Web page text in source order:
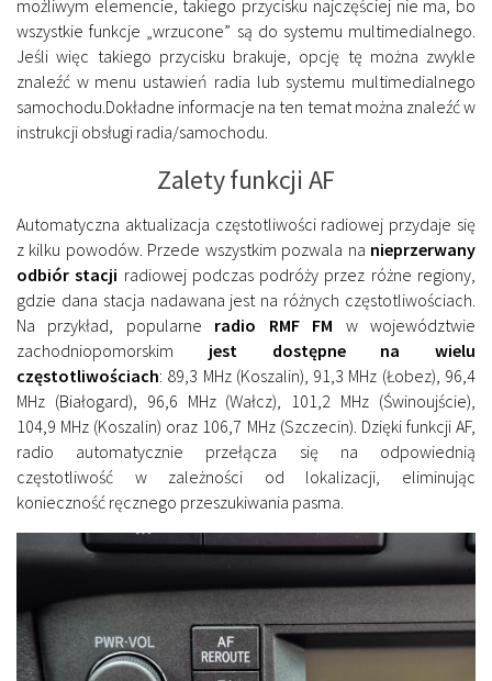
możliwym elemencie, takiego przycisku najczęściej nie ma, bo
wszystkie funkcje „wrzucone” są do systemu multimedialnego.
Jeśli więc takiego przycisku brakuje, opcję tę można zwykle
znaleźć w menu ustawień radia lub systemu multimedialnego
samochodu.Dokładne informacje na ten temat można znaleźć w
instrukcji obsługi radia/samochodu.
Zalety funkcji AF
Automatyczna aktualizacja częstotliwości radiowej przydaje się
z kilku powodów. Przede wszystkim pozwala na nieprzerwany
odbiór stacji radiowej podczas podróży przez różne regiony,
gdzie dana stacja nadawana jest na różnych częstotliwościach.
Na przykład, popularne radio RMF FM w województwie
zachodniopomorskim jest dostępne na wielu
częstotliwościach: 89,3 MHz (Koszalin), 91,3 MHz (Łobez), 96,4
MHz (Białogard), 96,6 MHz (Wałcz), 101,2 MHz (Świnoujście),
104,9 MHz (Koszalin) oraz 106,7 MHz (Szczecin). Dzięki funkcji AF,
radio automatycznie przełącza się na odpowiednią
częstotliwość w zależności od lokalizacji, eliminując
konieczność ręcznego przeszukiwania pasma.